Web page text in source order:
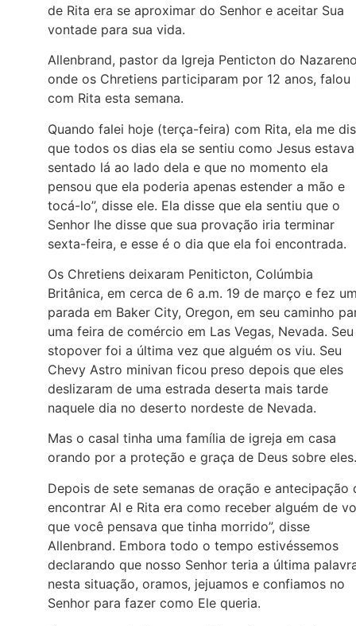
de Rita era se aproximar do Senhor e aceitar Sua
vontade para sua vida.
Allenbrand, pastor da Igreja Penticton do
onde os Chretiens participaram por 12 anos, falou
com Rita esta semana.
Quando falei hoje (terça-feira) com Rita, ela me
que todos os dias ela se sentiu como Jesus estava
sentado lá ao lado dela e que no momento ela
pensou que ela poderia apenas estender a mão e
tocá-lo”, disse ele. Ela disse que ela sentiu que o
Senhor lhe disse que sua provação iria terminar
sexta-feira, e esse é o dia que ela foi encontrada.
Os Chretiens deixaram Peniticton, Colúmbia
Britânica, em cerca de 6 a.m. 19 de março e fez
parada em Baker City, Oregon, em seu caminho
uma feira de comércio em Las Vegas, Nevada. Seu
stopover foi a última vez que alguém os viu. Seu
Chevy Astro minivan ficou preso depois que eles
deslizaram de uma estrada deserta mais tarde
naquele dia no deserto nordeste de Nevada.
Mas o casal tinha uma família de igreja em casa
orando por a proteção e graça de Deus sobre
Depois de sete semanas de oração e antecipação
encontrar Al e Rita era como receber alguém de
que você pensava que tinha morrido”, disse
Allenbrand. Embora todo o tempo estivéssemos
declarando que nosso Senhor teria a última
nesta situação, oramos, jejuamos e confiamos no
Senhor para fazer como Ele queria.